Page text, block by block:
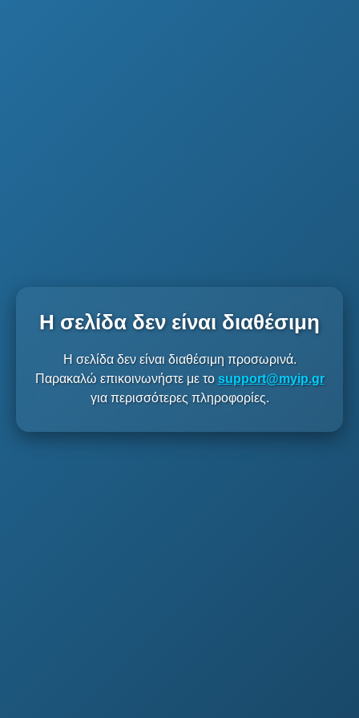
Η σελίδα δεν είναι διαθέσιμη
Η σελίδα δεν είναι διαθέσιμη προσωρινά.
Παρακαλώ επικοινωνήστε με το support@myip.gr
για περισσότερες πληροφορίες.